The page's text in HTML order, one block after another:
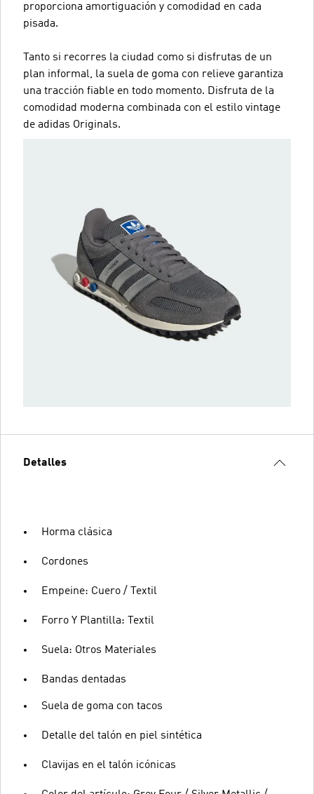
proporciona amortiguación y comodidad en cada
pisada.
Tanto si recorres la ciudad como si disfrutas de un
plan informal, la suela de goma con relieve garantiza
una tracción fiable en todo momento. Disfruta de la
comodidad moderna combinada con el estilo vintage
de adidas Originals.
Detalles
Horma clásica
Cordones
Empeine: Cuero / Textil
Forro Y Plantilla: Textil
Suela: Otros Materiales
Bandas dentadas
Suela de goma con tacos
Detalle del talón en piel sintética
Clavijas en el talón icónicas